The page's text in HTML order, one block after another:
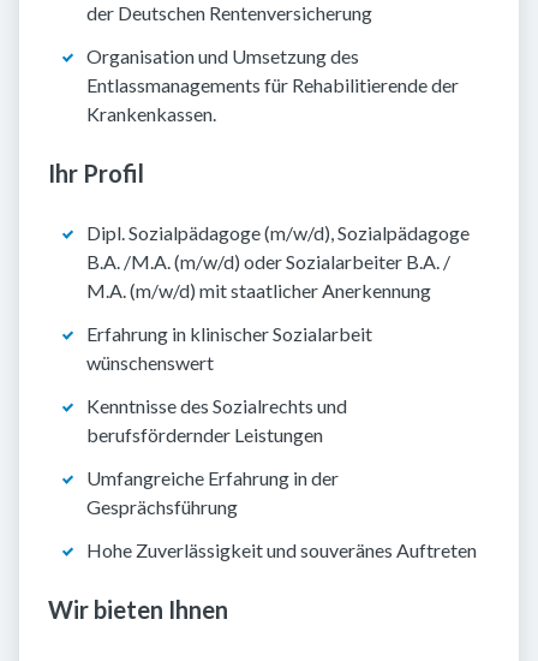
der Deutschen Rentenversicherung
Organisation und Umsetzung des
Entlassmanagements für Rehabilitierende der
Krankenkassen.
Ihr Profil
Dipl. Sozialpädagoge (m/w/d), Sozialpädagoge
B.A. /M.A. (m/w/d) oder Sozialarbeiter B.A. /
M.A. (m/w/d) mit staatlicher Anerkennung
Erfahrung in klinischer Sozialarbeit
wünschenswert
Kenntnisse des Sozialrechts und
berufsfördernder Leistungen
Umfangreiche Erfahrung in der
Gesprächsführung
Hohe Zuverlässigkeit und souveränes Auftreten
Wir bieten Ihnen